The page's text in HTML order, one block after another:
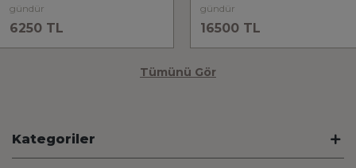
gündür
6250 TL
gündür
16500 TL
Tümünü Gör
Kategoriler